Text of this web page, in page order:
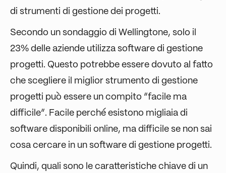
di strumenti di gestione dei progetti.
Secondo un sondaggio di Wellingtone, solo il
23% delle aziende utilizza software di gestione
progetti. Questo potrebbe essere dovuto al fatto
che scegliere il miglior strumento di gestione
progetti può essere un compito “facile ma
difficile”. Facile perché esistono migliaia di
software disponibili online, ma difficile se non sai
cosa cercare in un software di gestione progetti.
Quindi, quali sono le caratteristiche chiave di un